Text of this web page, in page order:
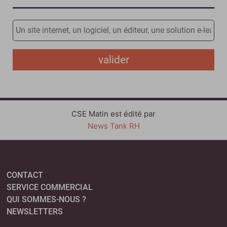
valider
CSE Matin est édité par
News Tank RH
CONTACT
SERVICE COMMERCIAL
QUI SOMMES-NOUS ?
NEWSLETTERS